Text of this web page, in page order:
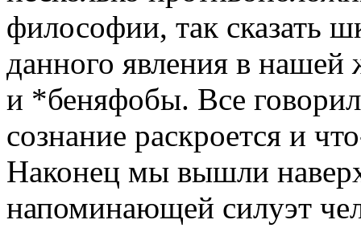
философии, так сказать
данного явления в
и *беняфобы. Все
сознание раскроется и
Наконец мы вышли
напоминающей силуэт